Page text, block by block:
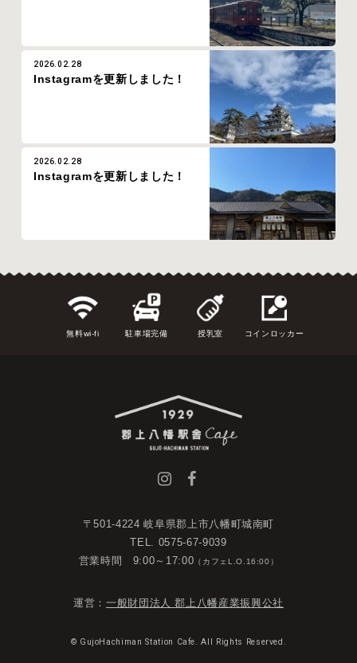
2026.02.28
Instagramを更新しました！
2026.02.28
Instagramを更新しました！
無料wi-fi 駐車場完備 授乳室 コインロッカー
〒501-4224 岐阜県郡上市八幡町城南町
TEL. 0575-67-9039
営業時間 9:00～17:00 （カフェL.O.16:00）
運営： 一般財団法人 郡上八幡産業振興公社
© GujoHachiman Station Cafe. All Rights Reserved.